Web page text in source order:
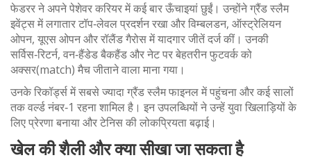
फेडरर ने अपने पेशेवर करियर में कई बार ऊँचाइयां छुईं। उन्होंने ग्रैंड स्लैम
इवेंट्स में लगातार टॉप‑लेवल प्रदर्शन रखा और विम्बलडन, ऑस्ट्रेलियन
ओपन, यूएस ओपन और रॉलैंड गैरोस में यादगार जीतें दर्ज कीं। उनकी
सर्विस‑रिटर्न, वन‑हैंडेड बैकहैंड और नेट पर बेहतरीन फुटवर्क को
अक्सर(match) मैच जीताने वाला माना गया।
उनके रिकॉर्ड्स में सबसे ज्यादा ग्रैंड स्लैम फाइनल में पहुंचना और कई सालों
तक वर्ल्ड नंबर‑1 रहना शामिल है। इन उपलब्धियों ने उन्हें युवा खिलाड़ियों के
लिए प्रेरणा बनाया और टेनिस की लोकप्रियता बढ़ाई।
खेल की शैली और क्या सीखा जा सकता है